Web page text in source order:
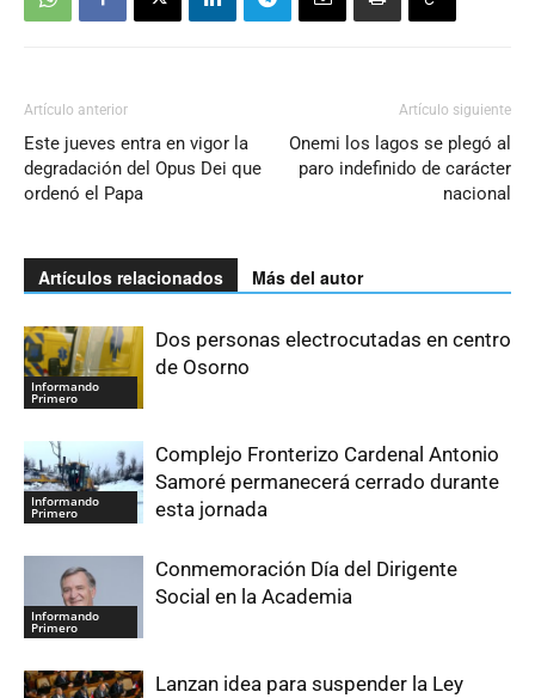
Artículo anterior
Este jueves entra en vigor la
degradación del Opus Dei que
ordenó el Papa
Artículo siguiente
Onemi los lagos se plegó al
paro indefinido de carácter
nacional
Artículos relacionados Más del autor
Informando
Primero
Dos personas electrocutadas en centro
de Osorno
Informando
Primero
Complejo Fronterizo Cardenal Antonio
Samoré permanecerá cerrado durante
esta jornada
Informando
Primero
Conmemoración Día del Dirigente
Social en la Academia
Lanzan idea para suspender la Ley